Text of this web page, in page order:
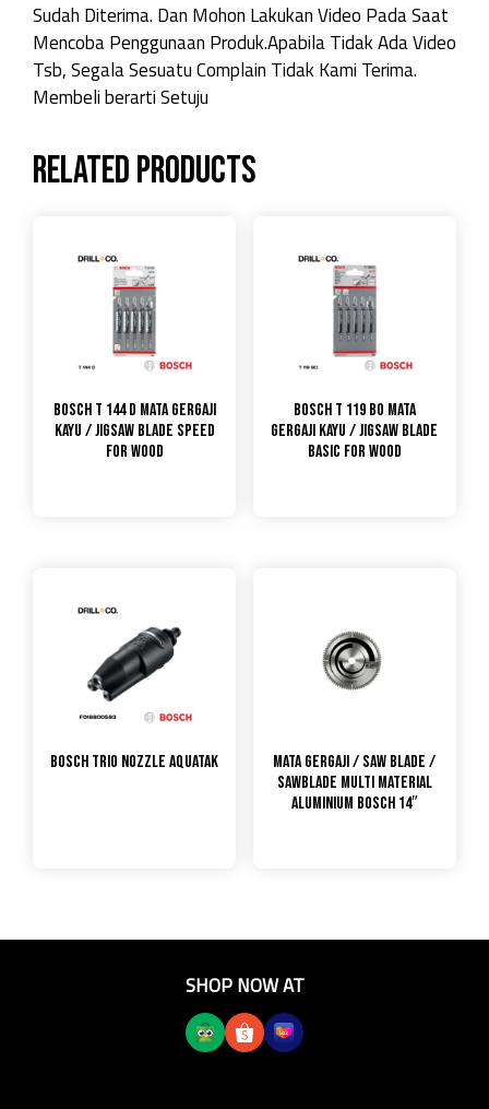
Sudah Diterima. Dan Mohon Lakukan Video Pada Saat
Mencoba Penggunaan Produk.Apabila Tidak Ada Video
Tsb, Segala Sesuatu Complain Tidak Kami Terima.
Membeli berarti Setuju
Related products
Bosch T 144 D Mata Gergaji
Kayu / Jigsaw Blade Speed
for Wood
Bosch T 119 BO Mata
Gergaji Kayu / Jigsaw Blade
Basic for Wood
Bosch Trio Nozzle Aquatak
Mata Gergaji / Saw Blade /
Sawblade Multi Material
Aluminium Bosch 14″
SHOP NOW AT